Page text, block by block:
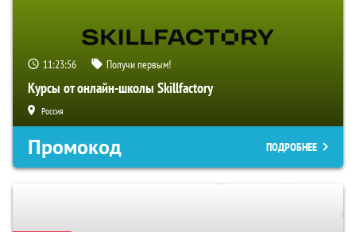
11:23:55 Получи первым!
Курсы от онлайн-школы Skillfactory
Россия
Промокод ПОДРОБНЕЕ